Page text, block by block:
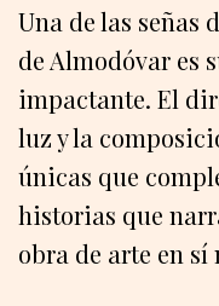
Una de las señas
de Almodóvar es
impactante. El
luz y la
únicas que
historias que
obra de arte en sí